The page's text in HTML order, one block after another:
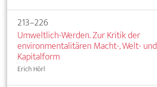
213–226
Umweltlich-Werden. Zur Kritik der
environmentalitären Macht-, Welt- und
Kapitalform
Erich Hörl